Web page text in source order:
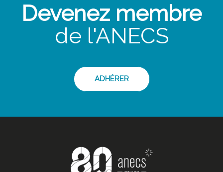
Devenez membre
de l'ANECS
ADHÉRER